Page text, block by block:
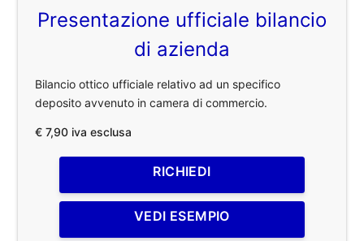
Presentazione ufficiale bilancio
di azienda
Bilancio ottico ufficiale relativo ad un specifico
deposito avvenuto in camera di commercio.
€ 7,90 iva esclusa
RICHIEDI
VEDI ESEMPIO